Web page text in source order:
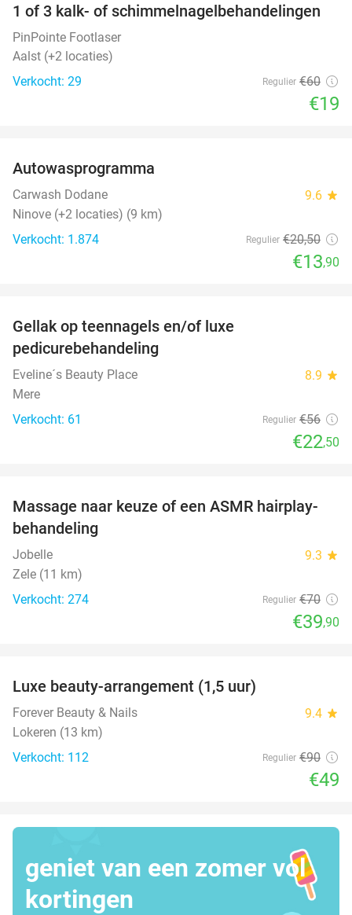
68%
1 of 3 kalk- of schimmelnagelbehandelingen
PinPointe Footlaser
Aalst (+2 locaties)
Verkocht: 29
Regulier €60
€19
Autowasprogramma
Carwash Dodane 9.6 star
Ninove (+2 locaties) (9 km)
Verkocht: 1.874
Regulier €20,50
€13,90
Gellak op teennagels en/of luxe
pedicurebehandeling
Eveline´s Beauty Place 8.9 star
Mere
Verkocht: 61
Regulier €56
€22,50
43%
Massage naar keuze of een ASMR hairplay-
behandeling
Jobelle 9.3 star
Zele (11 km)
Verkocht: 274
Regulier €70
€39,90
Luxe beauty-arrangement (1,5 uur)
Forever Beauty & Nails 9.4 star
Lokeren (13 km)
Verkocht: 112
Regulier €90
€49
geniet van een zomer vol
kortingen